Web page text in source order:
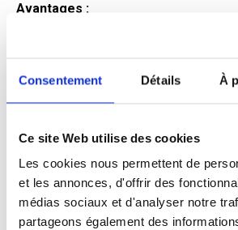
Consentement Détails À
Ce site Web utilise des cookies
Les cookies nous permettent de
et les annonces, d'offrir des
médias sociaux et d'analyser notre
partageons également des
Avantages :
Profil du
candidat
Qualifications et diplômes :
Profil recherché :
Expérience :